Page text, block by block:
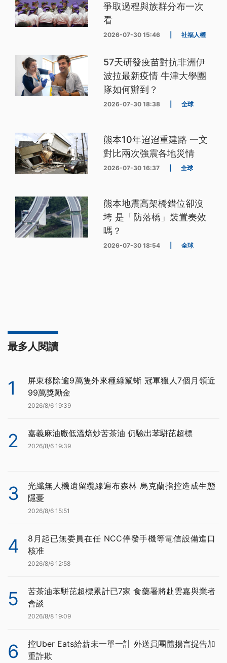
爭取過程與族群分布一次
看
2026-07-30 15:46 社福人權
57天研發疫苗對抗非洲伊
波拉最新疫情 牛津大學團
隊如何辦到？
2026-07-30 18:38 全球
熊本10年迢迢重建路 一文
對比兩次強震各地災情
2026-07-30 16:37 全球
熊本地震高架橋錯位卻沒
垮 是「防落橋」裝置奏效
嗎？
2026-07-30 18:54 全球
最多人閱讀
1
屏東移除逾9萬隻外來種綠鬣蜥 冠軍獵人7個月領近
99萬獎勵金
2026/8/6 19:39
2 嘉義麻油廠低溫焙炒苦茶油 仍驗出苯駢芘超標
2026/8/6 19:39
3
光纖無人機遺留纜線遍布森林 烏克蘭指控造成生態
隱憂
2026/8/6 15:51
4
8月起已無委員在任 NCC停發手機等電信設備進口
核准
2026/8/6 12:58
5
苦茶油苯駢芘超標累計已7家 食藥署將赴雲嘉與業者
會談
2026/8/8 19:09
6
控Uber Eats給薪未一單一計 外送員團體揚言提告加
重詐欺